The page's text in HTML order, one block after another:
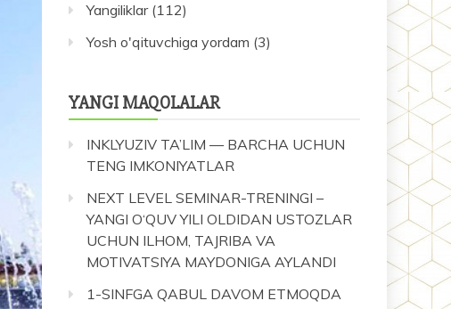
Yangiliklar(112)
Yosh o'qituvchiga yordam (3)
YANGI MAQOLALAR
INKLYUZIV TA’LIM — BARCHA UCHUN
TENG IMKONIYATLAR
NEXT LEVEL SEMINAR-TRENINGI –
YANGI O‘QUV YILI OLDIDAN USTOZLAR
UCHUN ILHOM, TAJRIBA VA
MOTIVATSIYA MAYDONIGA AYLANDI
1-SINFGA QABUL DAVOM ETMOQDA